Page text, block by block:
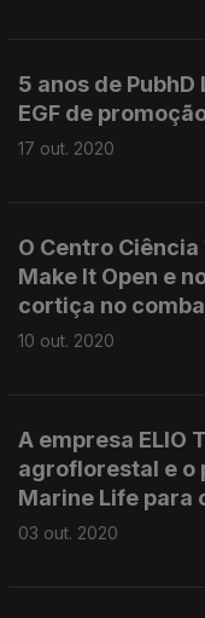
5 anos de
EGF de
17 out. 2020
O Centro
Make It Open e
cortiça no
10 out. 2020
A empresa ELIO
agroflorestal e o
Marine Life para
03 out. 2020